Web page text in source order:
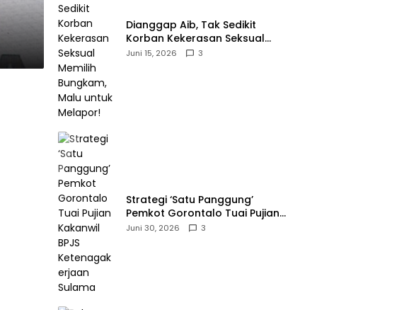
‎Dianggap Aib, Tak Sedikit
Korban Kekerasan Seksual
Memilih Bungkam, Malu untuk
Juni 15, 2026 3
Strategi ‘Satu Panggung’
Pemkot Gorontalo Tuai Pujian
Kakanwil BPJS
Juni 30, 2026 3